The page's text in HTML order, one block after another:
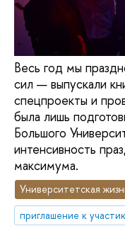
Весь год мы
сил — выпускали
спецпроекты и
была лишь
Большого
интенсивность
максимума.
Университетская
приглашение к